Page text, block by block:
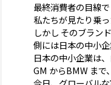
最終消費者の目線
私たちが見たり乗
しかし そのブラン
側には日本の中小企
日本の中小企業は
GM からBMW まで